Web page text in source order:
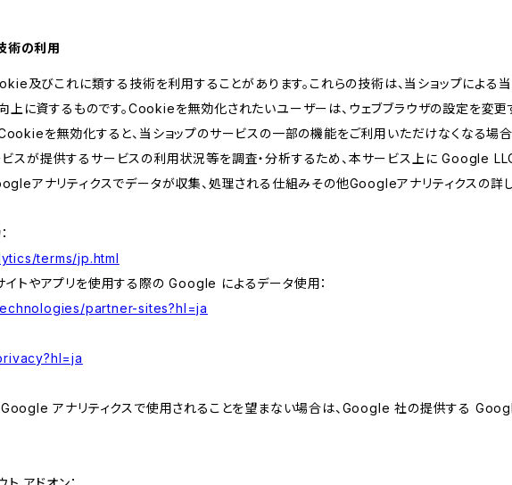
術の利用
及びこれに類する技術を利用することがあります。これらの技術は、当ショップによる
上に資するものです。Cookieを無効化されたいユーザーは、ウェブブラウザの設定を変
を無効化すると、当ショップのサービスの一部の機能をご利用いただけなくなる場合
ービスが提供するサービスの利用状況等を調査・分析するため、本サービス上に Google
アナリティクスでデータが収集、処理される仕組みその他Googleアナリティクスの詳
terms/jp.html
トやアプリを使用する際の Google によるデータ使用：
partner-sites?hl=ja
アナリティクスで使用されることを望まない場合は、Google 社の提供する